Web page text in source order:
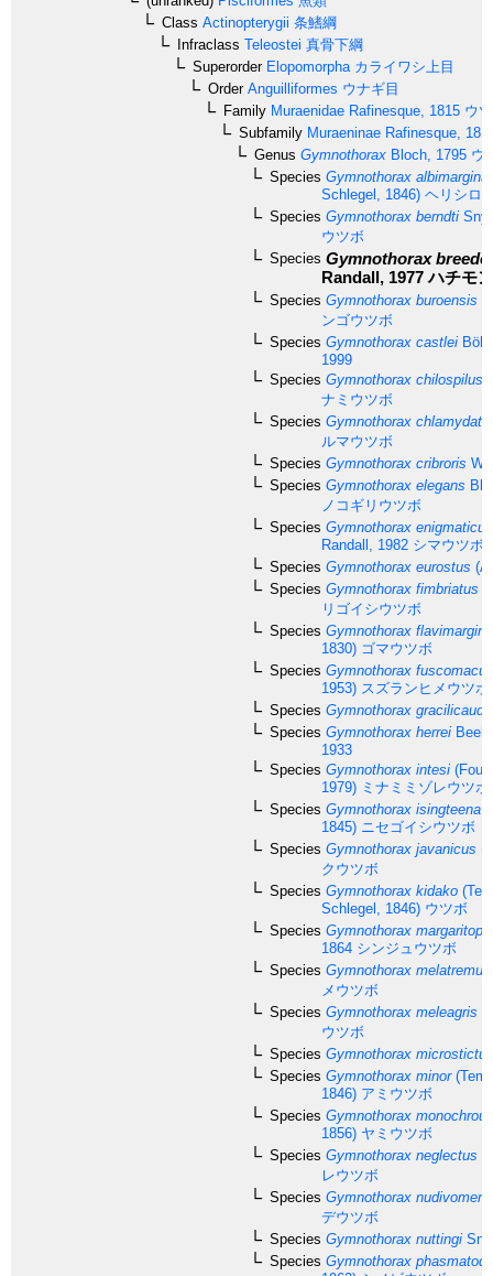
Class Actinopterygii 条鰭綱
Infraclass Teleostei 真骨下綱
SuperorderElopomorpha カライワシ上目
OrderAnguilliformes ウナギ目
Family Muraenidae Rafinesque, 1815 ウ
Subfamily Muraeninae Rafinesque,
Genus Gymnothorax Bloch, 1795 ウ
Species Gymnothorax
Schlegel, 1846) ヘリシロ
Species Gymnothorax berndti
ウツボ
Species Gymnothorax
Randall, 1977ハチモ
Species Gymnothorax buroensis
ンゴウツボ
Species Gymnothorax castlei
1999
Species Gymnothorax chilospilus
ナミウツボ
Species Gymnothorax
ルマウツボ
Species Gymnothorax cribroris
Species Gymnothorax elegans
ノコギリウツボ
Species Gymnothorax enigmaticus
Randall, 1982 シマウツボ
Species Gymnothorax eurostus
Species Gymnothorax fimbriatus
リゴイシウツボ
Species Gymnothorax
1830) ゴマウツボ
Species Gymnothorax
1953) スズランヒメウツボ
Species Gymnothorax gracilicauda
Species Gymnothorax herrei
1933
Species Gymnothorax intesi
1979) ミナミミゾレウツボ
Species Gymnothorax isingteena
1845) ニセゴイシウツボ
Species Gymnothorax javanicus
クウツボ
Species Gymnothorax kidako
Schlegel, 1846) ウツボ
Species Gymnothorax
1864 シンジュウツボ
Species Gymnothorax melatremus
メウツボ
Species Gymnothorax meleagris
ウツボ
Species Gymnothorax microstictus
Species Gymnothorax minor
1846) アミウツボ
Species Gymnothorax monochrous
1856) ヤミウツボ
Species Gymnothorax neglectus
レウツボ
Species Gymnothorax nudivomer
デウツボ
Species Gymnothorax nuttingi
Species Gymnothorax